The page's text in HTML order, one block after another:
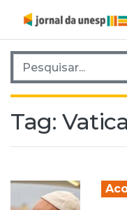
Pesquisar por:
Tag: